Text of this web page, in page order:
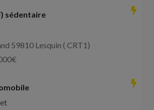
sédentaire
59810 Lesquin ( CRT1)
€